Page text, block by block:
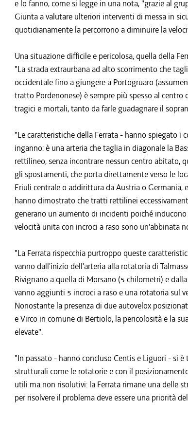
e lo fanno, come si legge in una nota, "grazie al
Giunta a valutare ulteriori interventi di messa in
quotidianamente la percorrono a diminuire la
Una situazione difficile e pericolosa, quella della
"La strada extraurbana ad alto scorrimento che
occidentale fino a giungere a Portogruaro
tratto Pordenonese) è sempre più spesso al
tragici e mortali, tanto da farle guadagnare il
"Le caratteristiche della Ferrata - hanno spiegato i
inganno: è una arteria che taglia in diagonale la
rettilineo, senza incontrare nessun centro abitato,
gli spostamenti, che porta direttamente verso le
Friuli centrale o addirittura da Austria o Germania,
hanno dimostrato che tratti rettilinei
generano un aumento di incidenti poiché
velocità unita con incroci a raso sono un'abbinata
"La Ferrata rispecchia purtroppo queste
vanno dall'inizio dell'arteria alla rotatoria di
Rivignano a quella di Morsano (5 chilometri) e
vanno aggiunti 5 incroci a raso e una rotatoria sul
Nonostante la presenza di due autovelox
e Virco in comune di Bertiolo, la pericolosità e la
elevate".
"In passato - hanno concluso Centis e Liguori - si
strutturali come le rotatorie e con il
utili ma non risolutivi: la Ferrata rimane una delle
per risolvere il problema deve essere una priorità